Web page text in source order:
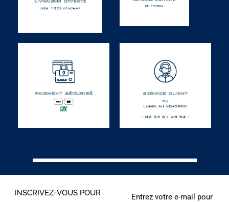
INSCRIVEZ-VOUS POUR
Entrez votre e-mail pour